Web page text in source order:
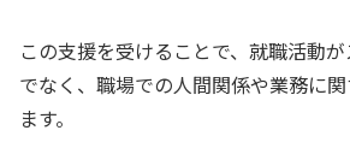
この支援を受けることで、就職活動
でなく、職場での人間関係や業務に
ます。